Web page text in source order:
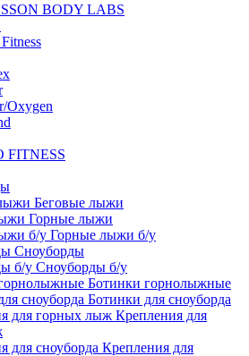
BODY LABS
Oxygen
FITNESS
Беговые лыжи
Горные лыжи
Горные лыжи б/у
Сноуборды
Сноуборды б/у
Ботинки горнолыжные
Ботинки для сноуборда
Крепления для
Крепления для